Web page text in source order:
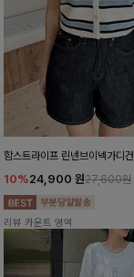
함스트라이프 린넨브이넥가디건
10%24,900 원27,600원
리뷰 카운트 영역